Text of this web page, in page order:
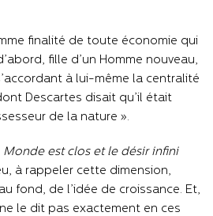
finalité de toute économie qui
fille d’un Homme nouveau,
à lui-même la centralité
Descartes disait qu’il était
de la nature ».
Monde est clos et le désir infini
à rappeler cette dimension,
fond, de l’idée de croissance. Et,
le dit pas exactement en ces